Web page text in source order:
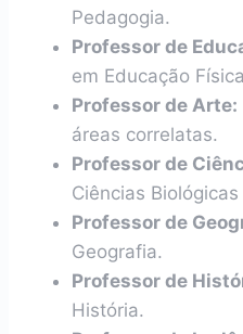
Pedagogia.
Professor de
em Educação
Professor de Arte:
áreas correlatas.
Professor de
Ciências
Professor de
Geografia.
Professor de
História.